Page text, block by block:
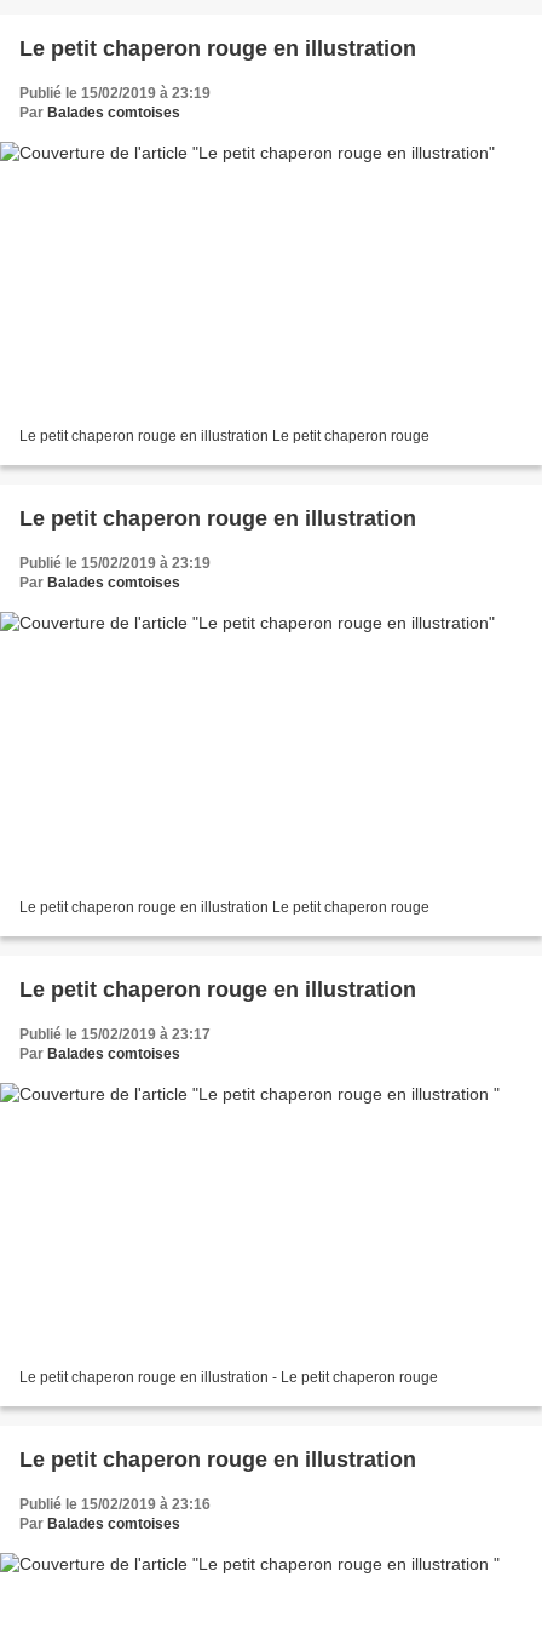
Le petit chaperon rouge en illustration
Publié le 15/02/2019 à 23:19
Par Balades comtoises
Le petit chaperon rouge en illustration Le petit chaperon rouge
Le petit chaperon rouge en illustration
Publié le 15/02/2019 à 23:19
Par Balades comtoises
Le petit chaperon rouge en illustration Le petit chaperon rouge
Le petit chaperon rouge en illustration
Publié le 15/02/2019 à 23:17
Par Balades comtoises
Le petit chaperon rouge en illustration - Le petit chaperon rouge
Le petit chaperon rouge en illustration
Publié le 15/02/2019 à 23:16
Par Balades comtoises